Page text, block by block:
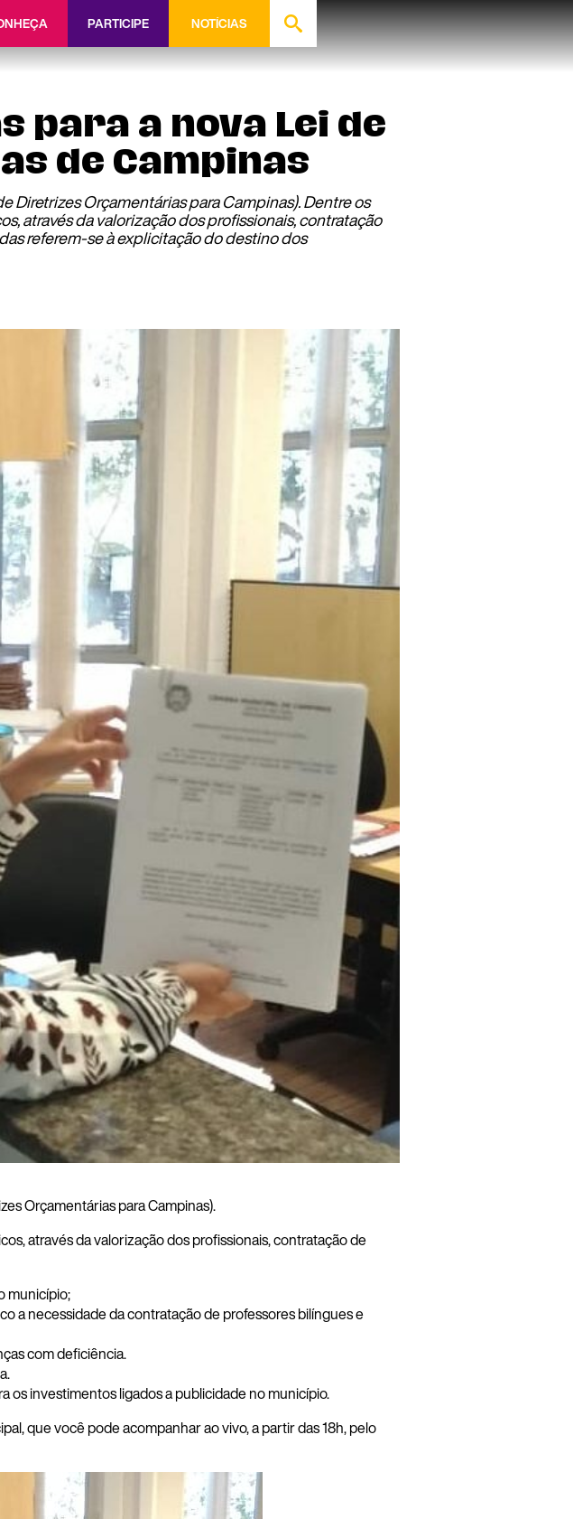
PARTICIPE NOTÍCIAS
a nova Lei de
de Campinas
Diretrizes Orçamentárias para Campinas). Dentre os
através da valorização dos profissionais, contratação
referem-se à explicitação do destino dos
Orçamentárias para Campinas).
através da valorização dos profissionais, contratação de
município;
a necessidade da contratação de professores bilíngues e
com deficiência.
os investimentos ligados a publicidade no município.
que você pode acompanhar ao vivo, a partir das 18h, pelo